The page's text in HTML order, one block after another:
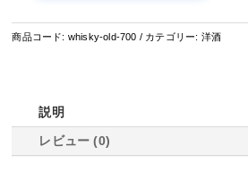
ト
リ
ル
商品コード: whisky-old-700 カテゴリー: 洋酒
説明
レビュー (0)